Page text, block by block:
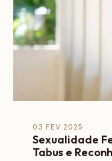
03 FEV 2025
Sexualidade
Tabus e